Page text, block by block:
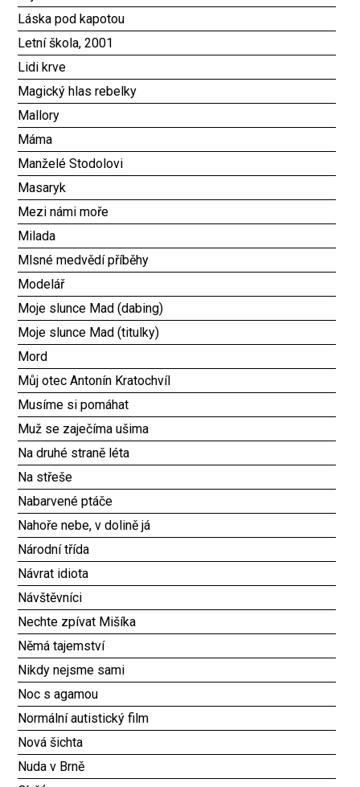
Láska pod kapotou
Letní škola, 2001
Lidi krve
Magický hlas rebelky
Mallory
Máma
Manželé Stodolovi
Masaryk
Mezi námi moře
Milada
Mlsné medvědí příběhy
Modelář
Moje slunce Mad (dabing)
Moje slunce Mad (titulky)
Mord
Můj otec Antonín Kratochvíl
Musíme si pomáhat
Muž se zaječíma ušima
Na druhé straně léta
Na střeše
Nabarvené ptáče
Nahoře nebe, v dolině já
Národní třída
Návrat idiota
Návštěvníci
Nechte zpívat Mišíka
Němá tajemství
Nikdy nejsme sami
Noc s agamou
Normální autistický film
Nová šichta
Nuda v Brně